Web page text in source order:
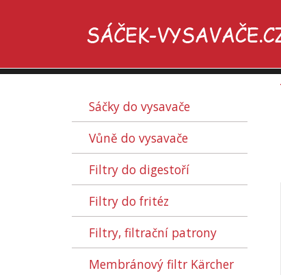
Sáčky do vysavače
Vůně do vysavače
Filtry do digestoří
Filtry do fritéz
Filtry, filtrační patrony
Membránový filtr Kärcher